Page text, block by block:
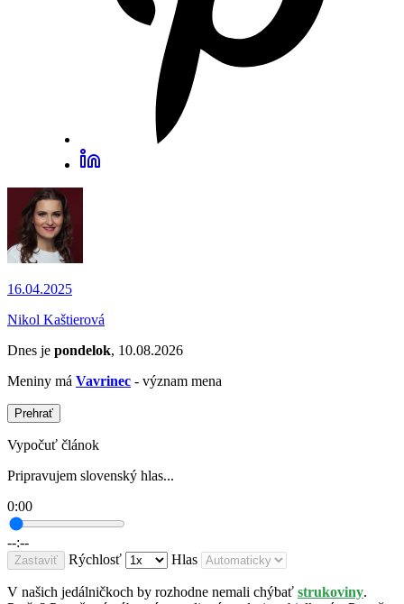
16.04.2025
Nikol Kaštierová
Dnes je pondelok, 10.08.2026
Meniny má Vavrinec - význam mena
Prehrať
Vypočuť článok
Pripravujem slovenský hlas...
0:00
--:--
Zastaviť Rýchlosť Hlas
V našich jedálničkoch by rozhodne nemali chýbať strukoviny.